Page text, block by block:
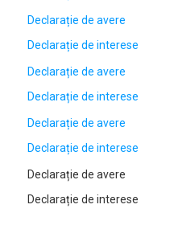
Declarație de avere
Declarație de interese
Declarație de avere
Declarație de interese
Declarație de avere
Declarație de interese
Declarație de avere
Declarație de interese